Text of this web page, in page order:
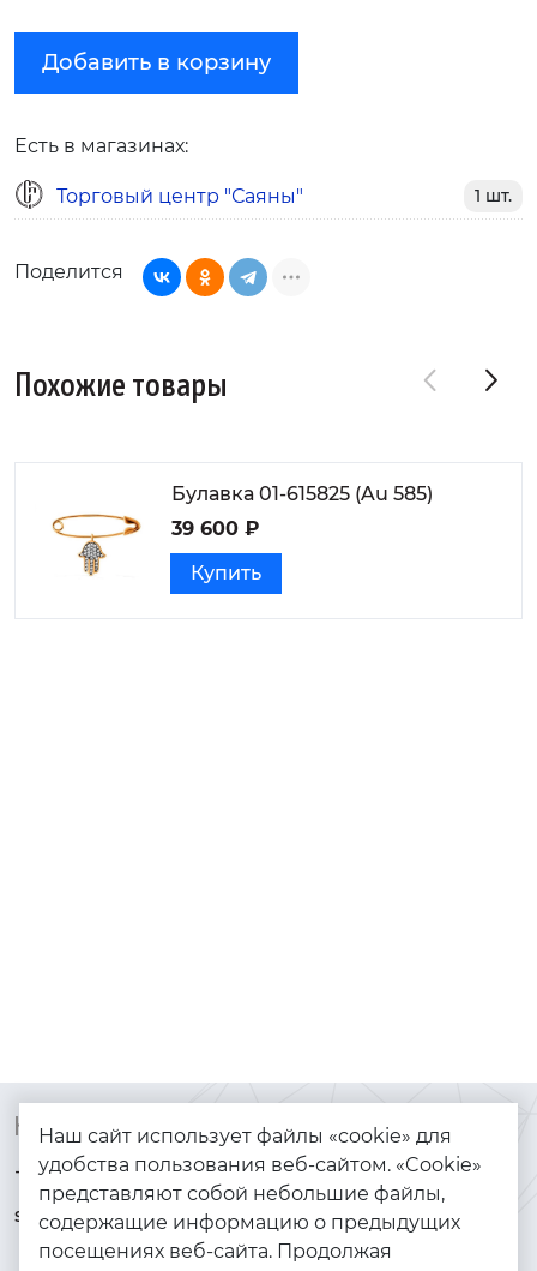
Добавить в корзину
Есть в магазинах:
Торговый центр "Саяны" 1 шт.
Поделится
Похожие товары
Булавка 01-615825 (Au 585)
39 600 ₽
Купить
Контакты
+7 (925) 144-64-73
serebryanyye.grani@mail.ru
Каталог
Браслеты
Золото
Серебро
Наш сайт использует файлы «cookie» для
удобства пользования веб-сайтом. «Cookie»
представляют собой небольшие файлы,
содержащие информацию о предыдущих
посещениях веб-сайта. Продолжая